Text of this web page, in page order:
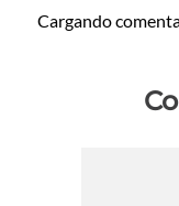
Cargando